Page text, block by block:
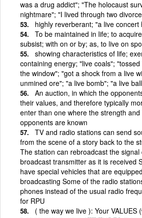
was a drug addict"; "The holocaust
nightmare"; "I lived through two
highly reverberant; "a live concert
To be maintained in life; to
subsist; with on or by; as, to live on
showing characteristics of life;
containing energy; "live coals";
the window"; "got a shock from a live
unmined ore"; "a live bomb"; "a live
An auction, in which the
their values, and therefore typically
enter than one where the strength
opponents are known
TV and radio stations can send
from the scene of a story back to the
The station can rebroadcast the signal
broadcast transmitter as it is received
have special vehicles that are
broadcasting Some of the radio
phones instead of the usual radio
for RPU
( the way we live ): Your VALUES